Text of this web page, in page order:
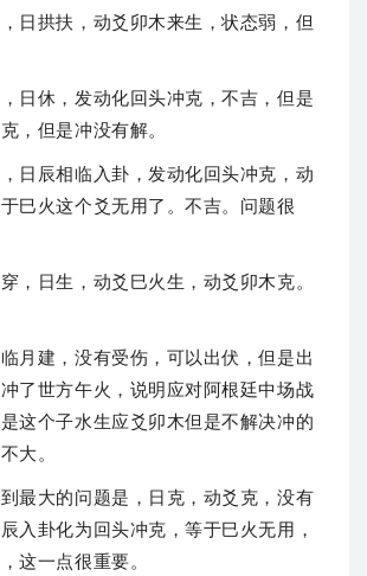
日拱扶，动爻卯木来生，状态弱，但
日休，发动化回头冲克，不吉，但是
，但是冲没有解。
日辰相临入卦，发动化回头冲克，动
巳火这个爻无用了。不吉。问题很
，日生，动爻巳火生，动爻卯木克。
月建，没有受伤，可以出伏，但是出
了世方午火，说明应对阿根廷中场战
这个子水生应爻卯木但是不解决冲的
大。
最大的问题是，日克，动爻克，没有
入卦化为回头冲克，等于巳火无用，
这一点很重要。